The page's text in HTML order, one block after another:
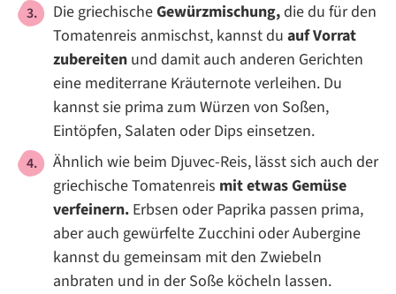
Die griechischeGewürzmischung,die du für den
Tomatenreis anmischst, kannst du auf Vorrat
zubereiten und damit auch anderen Gerichten
eine mediterrane Kräuternote verleihen. Du
kannst sie prima zum Würzen von Soßen,
Eintöpfen, Salaten oder Dips einsetzen.
Ähnlich wie beim Djuvec-Reis, lässt sich auch der
griechische Tomatenreis mit etwas Gemüse
verfeinern. Erbsen oder Paprika passen prima,
aber auch gewürfelte Zucchini oder Aubergine
kannst du gemeinsam mit den Zwiebeln
anbraten und in der Soße köcheln lassen.